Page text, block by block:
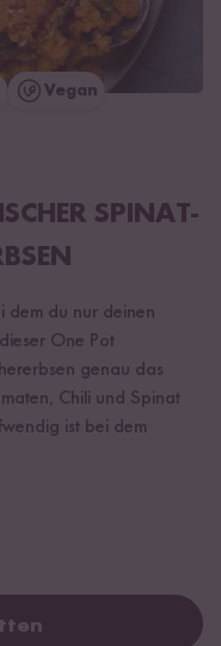
Vegan
SPINAT-
dem du nur deinen
One Pot
genau das
Chili und Spinat
ist bei dem